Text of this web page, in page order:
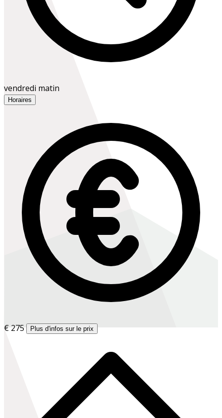
vendredi matin
Horaires
€ 275 Plus d'infos sur le prix